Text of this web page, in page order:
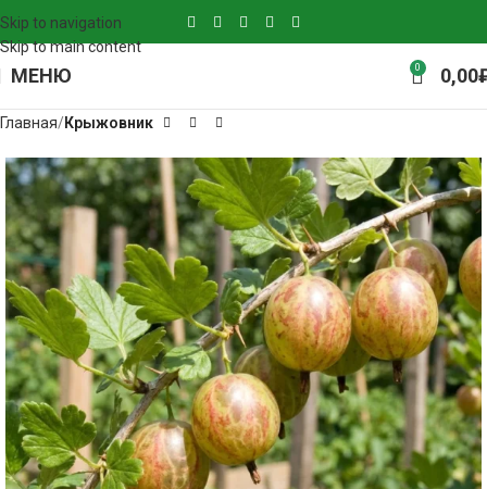
Skip to navigation
Skip to main content
МЕНЮ 0 0,00
Главная Крыжовник